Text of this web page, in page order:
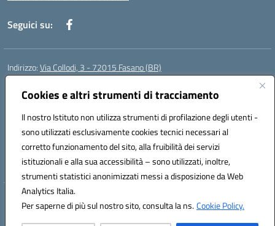
Cookies e altri strumenti di tracciamento
Il nostro Istituto non utilizza strumenti di profilazione degli utenti -
sono utilizzati esclusivamente cookies tecnici necessari al
corretto funzionamento del sito, alla fruibilità dei servizi
istituzionali e alla sua accessibilità – sono utilizzati, inoltre,
strumenti statistici anonimizzati messi a disposizione da Web
Analytics Italia.
Per saperne di più sul nostro sito, consulta la ns.Cookie Policy.
Seguici su:
Indirizzo:Via Collodi, 3 - 72015 Fasano (BR)
Centralino:
Posta elettronica certificata (PEC):bric839004@pec.istruzione.it
Codice fiscale: 90059320748
Codice meccanografico:BRIC839004
Codice Indice delle Pubbliche Amministrazioni (IPA): istsc_bree02200r
Codice unico di fatturazione (CUF): MIL3BD
Hosting & Powered by 3D Solution S.r.l.
Concept & Design by Designers Italia